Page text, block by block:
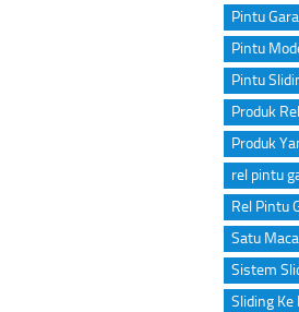
Pintu
Pintu
Pintu
Produk
Produk
rel pintu
Rel Pintu
Satu
Sistem
Sliding Ke